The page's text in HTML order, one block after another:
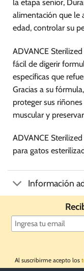
pueden
elegir
en
página
de
la etapa senior,
alimentación que le
edad, controlar su
ADVANCE
fácil de digerir
específicas que
Gracias a su
proteger sus
muscular y
ADVANCE
para gatos
Información
Al suscribirme acepto los